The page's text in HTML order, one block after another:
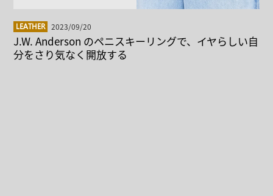
LEATHER 2023/09/20
J.W. Anderson のペニスキーリングで、イヤらしい自
分をさり気なく開放する